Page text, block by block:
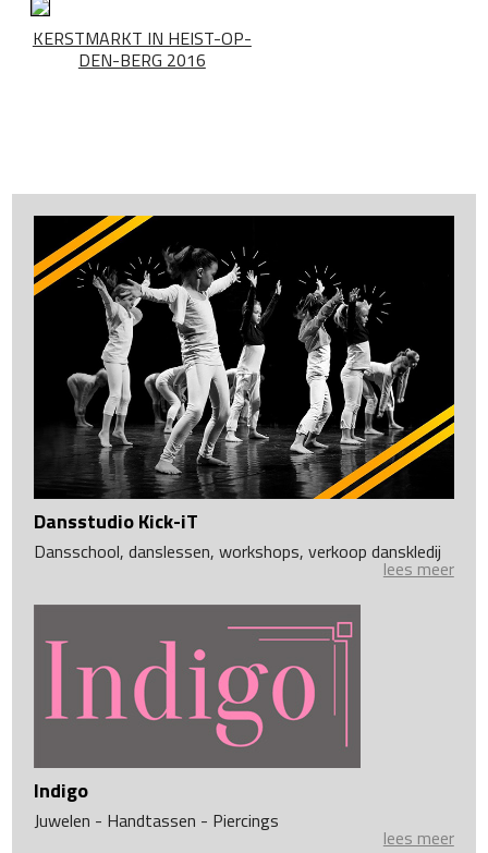
KERSTMARKT IN HEIST-OP-
DEN-BERG 2016
Dansstudio Kick-iT
Dansschool, danslessen, workshops, verkoop danskledij
lees meer
Indigo
Juwelen - Handtassen - Piercings
lees meer